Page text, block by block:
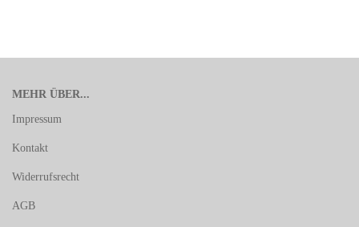
MEHR ÜBER...
Impressum
Kontakt
Widerrufsrecht
AGB